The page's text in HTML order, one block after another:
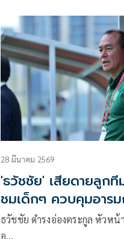
28 มีนาคม 2569
'ธวัชชัย' เสียดายลูก
ชมเด็กๆ ควบคุมอาร
ธวัชชัย ดำรงอ่องตระกูล หัวห
อ…